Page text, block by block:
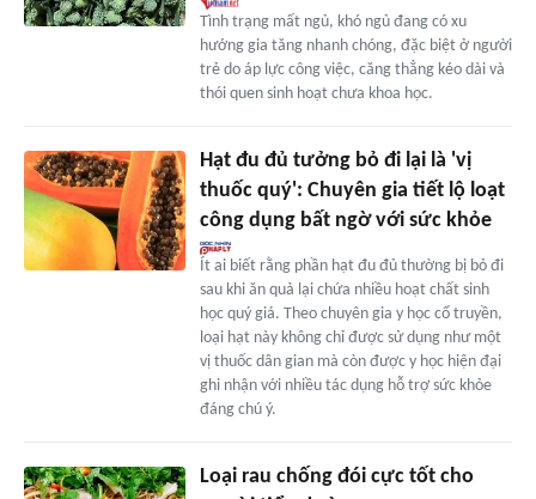
Tình trạng mất ngủ, khó ngủ đang có xu
hướng gia tăng nhanh chóng, đặc biệt ở người
trẻ do áp lực công việc, căng thẳng kéo dài và
thói quen sinh hoạt chưa khoa học.
Hạt đu đủ tưởng bỏ đi lại là 'vị
thuốc quý': Chuyên gia tiết lộ loạt
công dụng bất ngờ với sức khỏe
Ít ai biết rằng phần hạt đu đủ thường bị bỏ đi
sau khi ăn quả lại chứa nhiều hoạt chất sinh
học quý giá. Theo chuyên gia y học cổ truyền,
loại hạt này không chỉ được sử dụng như một
vị thuốc dân gian mà còn được y học hiện đại
ghi nhận với nhiều tác dụng hỗ trợ sức khỏe
đáng chú ý.
Loại rau chống đói cực tốt cho